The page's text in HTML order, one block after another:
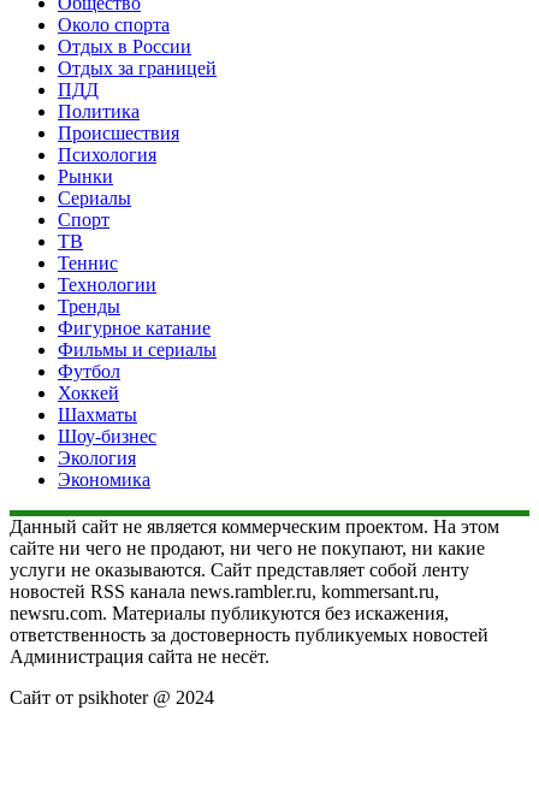
Около спорта
Отдых в России
Отдых за границей
ПДД
Политика
Происшествия
Психология
Рынки
Сериалы
Спорт
ТВ
Теннис
Технологии
Тренды
Фигурное катание
Фильмы и сериалы
Футбол
Хоккей
Шахматы
Шоу-бизнес
Экология
Экономика
Данный сайт не является коммерческим проектом. На этом
сайте ни чего не продают, ни чего не покупают, ни какие
услуги не оказываются. Сайт представляет собой ленту
новостей RSS канала news.rambler.ru, kommersant.ru,
newsru.com. Материалы публикуются без искажения,
ответственность за достоверность публикуемых новостей
Администрация сайта не несёт.
Сайт от psikhoter @ 2024